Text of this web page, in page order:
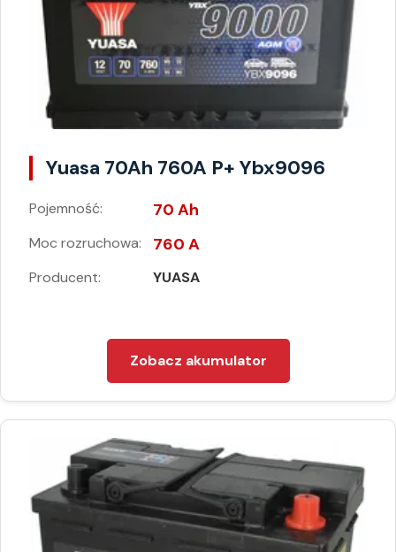
Yuasa 70Ah 760A P+ Ybx9096
Pojemność: 70 Ah
Moc rozruchowa: 760 A
Producent: YUASA
Zobacz akumulator